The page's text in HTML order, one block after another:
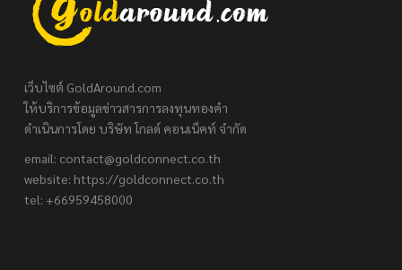
เว็บไซต์ GoldAround.com
ให้บริการข้อมูลข่าวสารการลงทุนทองคำ
ดำเนินการโดย บริษัท โกลด์ คอนเน็คท์ จำกัด
email: contact@goldconnect.co.th
website: https://goldconnect.co.th
tel: +66959458000